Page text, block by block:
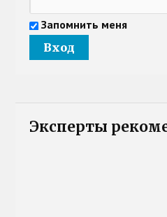
Запомнить меня
Эксперты